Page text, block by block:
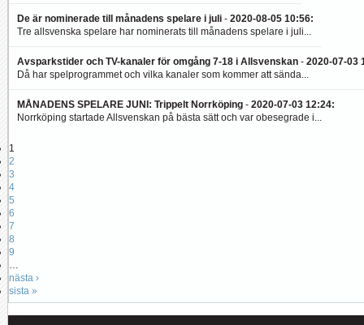
De är nominerade till månadens spelare i juli - 2020-08-05 10:56:
Tre allsvenska spelare har nominerats till månadens spelare i juli...
Avsparkstider och TV-kanaler för omgång 7-18 i Allsvenskan - 2020-07-03
Då har spelprogrammet och vilka kanaler som kommer att sända...
MÅNADENS SPELARE JUNI: Trippelt Norrköping - 2020-07-03 12:24:
Norrköping startade Allsvenskan på bästa sätt och var obesegrade i...
1
2
3
4
5
6
7
8
9
…
nästa ›
sista »